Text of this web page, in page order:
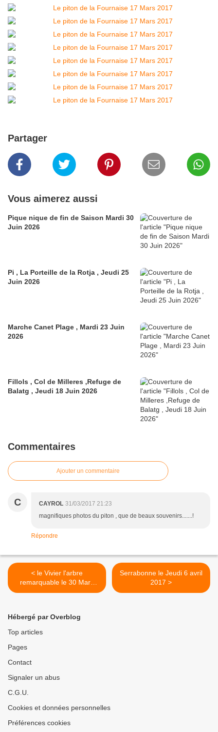
Partager
Vous aimerez aussi
Pique nique de fin de Saison Mardi 30
Juin 2026
Pi , La Porteille de la Rotja , Jeudi 25
Juin 2026
Marche Canet Plage , Mardi 23 Juin
2026
Fillols , Col de Milleres ,Refuge de
Balatg , Jeudi 18 Juin 2026
Commentaires
Ajouter un commentaire
C CAYROL 31/03/2017 21:23
magnifiques photos du piton , que de beaux souvenirs.......!
Répondre
< le Vivier l'arbre
remarquable le 30 Mars
2017
Serrabonne le Jeudi 6 avril
2017 >
Hébergé par Overblog
Top articles
Pages
Contact
Signaler un abus
C.G.U.
Cookies et données personnelles
Préférences cookies